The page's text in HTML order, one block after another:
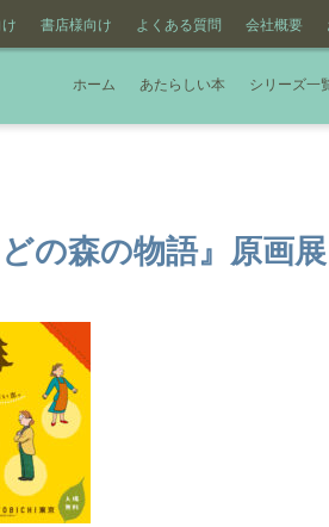
書店様向け よくある質問 会社概要
ホーム あたらしい本 シリーズ一
の森の物語』原画展